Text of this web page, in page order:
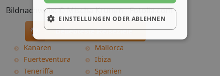
Kanaren
Fuerteventura
Teneriffa
Mallorca
Ibiza
Spanien
Bildnachweis: © Mischa Krumm - Fotolia.com
EINSTELLUNGEN ODER ABLEHNEN